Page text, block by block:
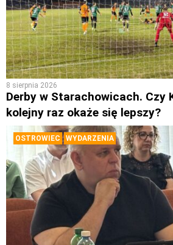
8 sierpnia 2026
Derby w Starachowicach. Czy
kolejny raz okaże się lepszy?
OSTROWIEC WYDARZENIA